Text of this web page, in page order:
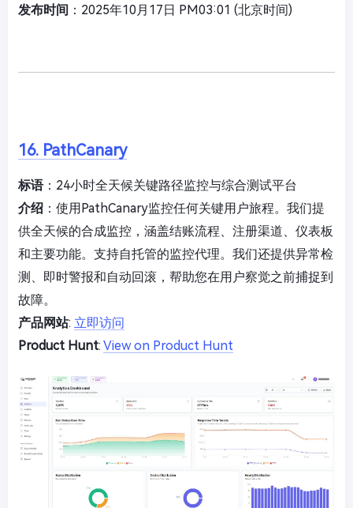
发布时间 ：2025年10月17日 PM03:01 (北京时间)
16. PathCanary
标语：24小时全天候关键路径监控与综合测试平台
介绍 ：使用PathCanary监控任何关键用户旅程。我们提
供全天候的合成监控，涵盖结账流程、注册渠道、仪表板
和主要功能。支持自托管的监控代理。我们还提供异常检
测、即时警报和自动回滚，帮助您在用户察觉之前捕捉到
故障。
产品网站: 立即访问
Product Hunt: View on Product Hunt